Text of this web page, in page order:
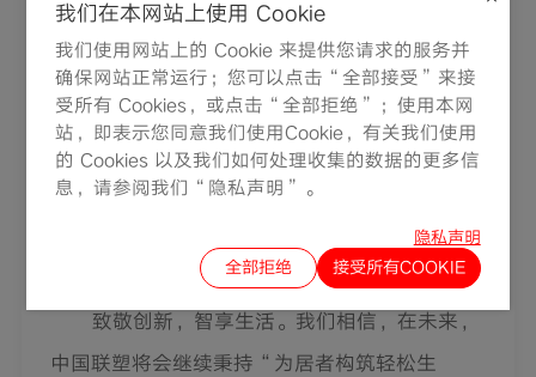
致敬创新，智享生活。我们相信，在未来，
中国联塑将会继续秉持 “ 为居者构筑轻松生
我们在本网站上使用 Cookie
我们使用网站上的 Cookie 来提供您请求的服务并
确保网站正常运行；您可以点击“全部接受”来接
受所有 Cookies，或点击“全部拒绝”；使用本网
站，即表示您同意我们使用Cookie，有关我们使用
的 Cookies 以及我们如何处理收集的数据的更多信
息，请参阅我们“隐私声明”。
隐私声明
全部拒绝
接受所有COOKIE